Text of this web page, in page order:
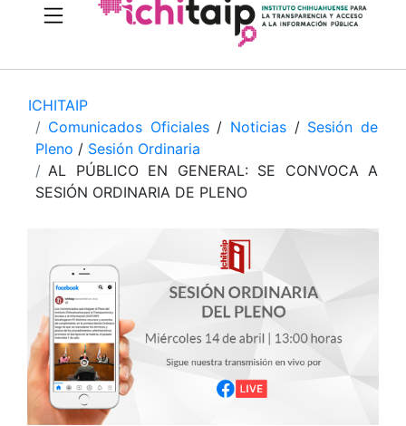
ICHITAIP
Comunicados Oficiales/ Noticias / Sesión de
Pleno / Sesión Ordinaria
AL PÚBLICO EN GENERAL: SE CONVOCA A
SESIÓN ORDINARIA DE PLENO